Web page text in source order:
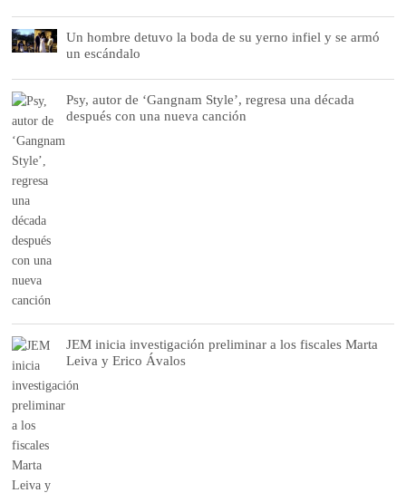
Un hombre detuvo la boda de su yerno infiel y se armó
un escándalo
Psy, autor de ‘Gangnam Style’, regresa una década
después con una nueva canción
JEM inicia investigación preliminar a los fiscales Marta
Leiva y Erico Ávalos